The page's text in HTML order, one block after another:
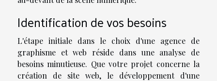
Identification de vos besoins
L'étape initiale dans le choix d'une agence de
graphisme et web réside dans une analyse de
besoins minutieuse. Que votre projet concerne la
création de site web, le développement d'une